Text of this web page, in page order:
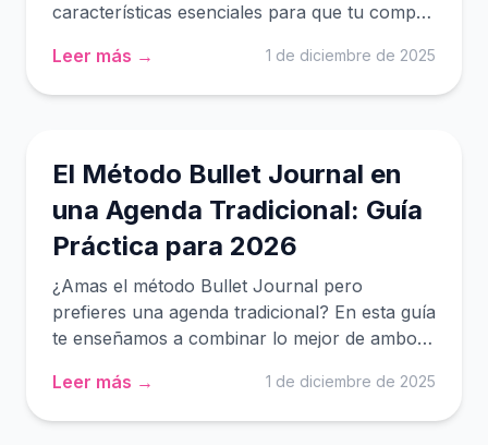
características esenciales para que tu compra
personal.
Leer más → 1 de diciembre de 2025
El Método Bullet Journal en
una Agenda Tradicional: Guía
Práctica para 2026
¿Amas el método Bullet Journal pero
prefieres una agenda tradicional? En esta guía
te enseñamos a combinar lo mejor de ambos
2026. ¡Empieza hoy!
Leer más → 1 de diciembre de 2025